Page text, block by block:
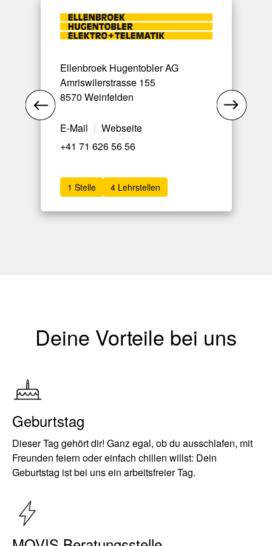
Ellenbroek Hugentobler AG
Amriswilerstrasse 155
8570 Weinfelden
E-Mail | Webseite
+41 71 626 56 56
1 Stelle 4 Lehrstellen
Deine Vorteile bei uns
Geburtstag
Dieser Tag gehört dir! Ganz egal, ob du ausschlafen, mit
Freunden feiern oder einfach chillen willst: Dein
Geburtstag ist bei uns ein arbeitsfreier Tag.